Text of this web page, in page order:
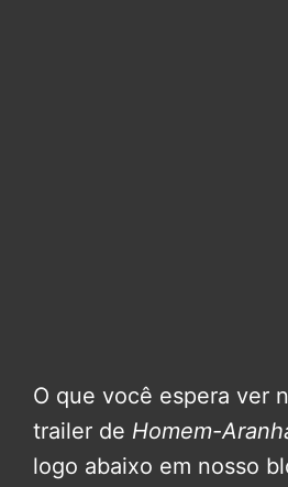
O que você espera ver
trailer de Homem-
logo abaixo em nosso